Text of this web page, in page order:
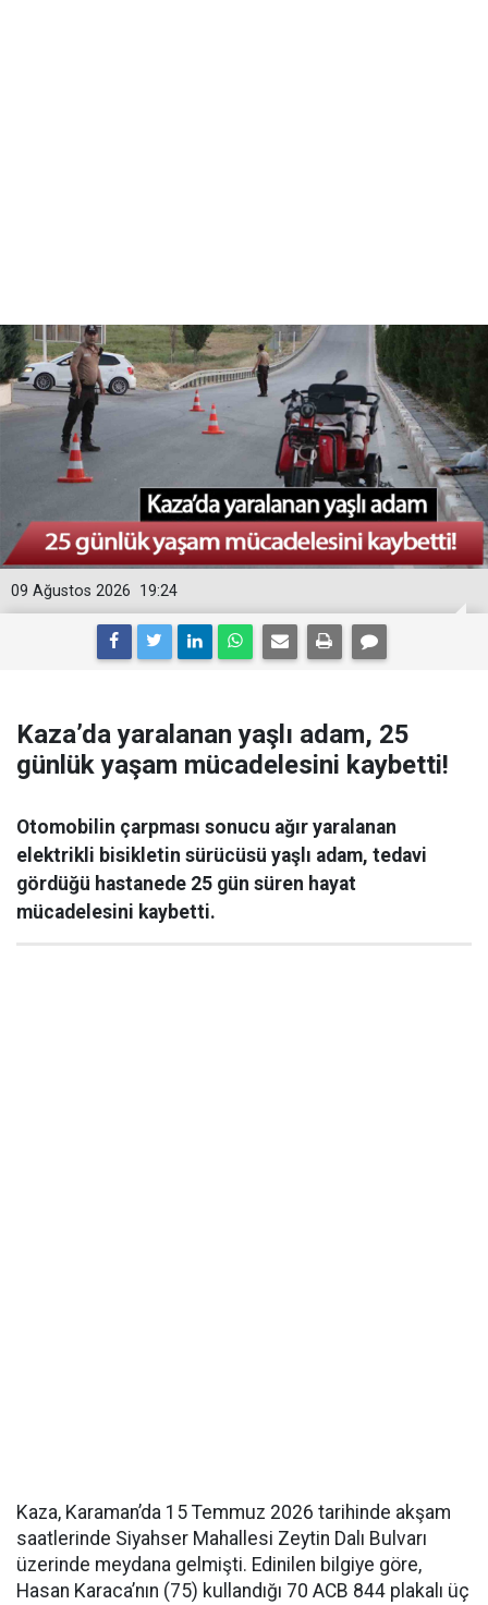
19:24
09 Ağustos 2026
Kaza’da yaralanan yaşlı adam, 25
günlük yaşam mücadelesini kaybetti!
Otomobilin çarpması sonucu ağır yaralanan
elektrikli bisikletin sürücüsü yaşlı adam, tedavi
gördüğü hastanede 25 gün süren hayat
mücadelesini kaybetti.
Kaza, Karaman’da 15 Temmuz 2026 tarihinde akşam
saatlerinde Siyahser Mahallesi Zeytin Dalı Bulvarı
üzerinde meydana gelmişti. Edinilen bilgiye göre,
Hasan Karaca’nın (75) kullandığı 70 ACB 844 plakalı üç